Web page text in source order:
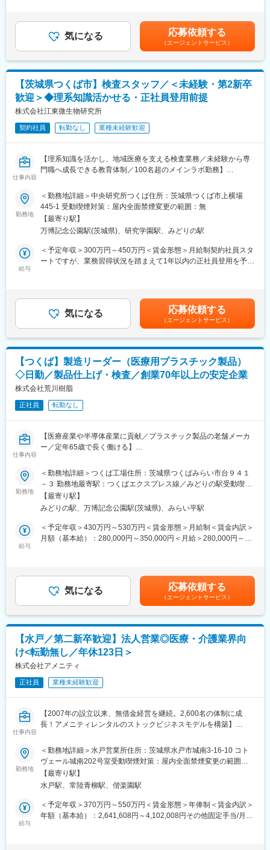
■企業の特徴/魅力
株式会社江東微生物研究所は、臨床検査業界で売上規模トップク
ラス（業界5位）、従業員数1000人以上を誇る安定企業です。診
療所・クリニックを中心とした地域密着型の検査サービスを展開
し、地域医療を支えることで継続的な需要を獲得しています。東
日本エリアに特化した事業展開と、長期間担当が変わらない営業
体制により、地域医療機関との強固な信頼関係を構築していま
す。医療ニーズの拡大を追い風に、毎年売上成長を続けている安
定成長企業です。
中央研究所つくばでは1日に2万以上の検体をお預かりしており臨
床検査技師として多くの経験を積むことができます。丁寧な教育
体制の下、多様な検査項目についての知識を得ることができ、自
生化学検査、免疫学検査、尿生化学検査、至急検査への対応、検
査データの確認、精度管理、分析装置の保守・管理、試薬評価、
分析装置導入、新規検査項目の立ち上げなど。経験や適性に応じ
て学会発表や業務改善活動にも携わっていただきます。検査の精
度や品質向上にも積極的に関与し、検査室運営や新技術導入にも
チャレンジできる職場環境です。
■組織構成
中央研究所つくばは当社の中核ラボで、100名以上の臨床検査技
師や専門スタッフが連携し検査を行っています。各分野のスペシ
ャリストが在籍し、チームで助け合いながら業務を推進していま
■教育体制
入社後の研修やOJT、正社員登用後には学会や外部研修への参加
も支援。資格取得やスキルアップのための制度が充実していま
す。
夜勤を含むシフト制ですが、残業は月20時間未満。福利厚生や正
社員登用制度、退職金制度も整っています。
「生命、健康、そして環境」をテーマとし、地域社会に貢献する
総合衛生検査サービスを追求しています。近年、高齢化や環境問
題、食の安全性などへの関心が高まるに従い、増加する検査需要
に応えるための設備投資も積極的に進めています。
変更の範囲：会社の定める業務
も目安の金額であり、選考を通じて上下する可能性があります。
月給(月額)は固定手当を含めた表記です。
気になる 応募依頼する
（エージェントサービス）
【茨城県つくば市】検査スタッフ／＜未経験・第2新卒
歓迎＞◆理系知識活かせる・正社員登用前提
株式会社江東微生物研究所
契約社員 転勤なし 業種未経験歓迎
仕事内容
【理系知識を活かし、地域医療を支える検査業務／未経験から専
門職へ成長できる教育体制／100名超のメインラボ勤務】
当社の中核拠点である「中央研究所つくば」にて、医療機関から
集まる検体を対象にした生化学検査業務を支えるポジションで
す。医師が正確な診断を行うために必要な検査データを提供し、
間接的に多くの患者様の健康と医療現場を支える重要な役割を担
います。
■業務詳細
【生化学検査】
・試薬管理（在庫管理、ロット管理、品質確認）
・精度管理（内部精度管理・外部精度管理への対応）
・検査結果の確認・報告、異常値の再検査対応
目の測定
・試薬・消耗品の管理、装置の保守点検
・精度管理およびデータの記録
・検査結果の判定補助、再検査・追加検査の対応
■扱うサービス
臨床検査（血液・体液・組織などの分析）、予防医学検査、環境
衛生検査など幅広い受託検査サービスを展開しています。
■組織構成
中央研究所つくばには100名以上が在籍し、20～30代のスタッフ
からベテランまで幅広い年代が活躍しています。チームワークを
■業務の魅力
最新の分析装置や多種多様な検査項目を扱うため、専門性や実務
経験を着実に積むことができます。社会貢献性が高く、医療イン
フラを支える実感が得られる環境です。
入社後は日勤での研修からスタートし、OJTや先輩の指導を通じ
て着実に成長できる体制を整えています。
未経験からスタートし、検査業務全般のスペシャリストやラボの
管理職へのキャリアアップも目指せます。
■企業の特徴/魅力
「生命、健康、そして環境」をテーマとし、地域社会に貢献する
総合衛生検査サービスを追求しています。近年、高齢化や環境問
題、食の安全性などへの関心が高まるに従い、増加する検査需要
に応えるための設備投資も積極的に進めています。
変更の範囲：会社の定める業務
勤務地
＜勤務地詳細＞中央研究所つくば住所：茨城県つくば市上横場
445-1 受動喫煙対策：屋内全面禁煙変更の範囲：無
【最寄り駅】
万博記念公園駅(茨城県)、研究学園駅、みどりの駅
給与
＜予定年収＞300万円～450万円＜賃金形態＞月給制契約社員スタ
ートですが、業務習得状況を踏まえて1年以内の正社員登用を予定
までも目安の金額であり、選考を通じて上下する可能性がありま
す。月給(月額)は固定手当を含めた表記です。
気になる 応募依頼する
（エージェントサービス）
【つくば】製造リーダー（医療用プラスチック製品）
◇日勤／製品仕上げ・検査／創業70年以上の安定企業
株式会社荒川樹脂
正社員 転勤なし
仕事内容
【医療産業や半導体産業に貢献／プラスチック製品の老舗メーカ
ー／定年65歳で長く働ける】
■同社について：
同社は医療・半導体分野向けプラスチック製品メーカーです。
医療機器や体外診断用検査器材、半導体向け搬送容器など、社会
インフラを支える製品を主力としています。企画開発から金型製
造、成形、組立、分包、滅菌までを自社で行う一貫生産体制と、
クリーンルームによる厳格な品質管理が強みです。
ISO13485などの品質規格にも対応し、高い信頼性を確立。70年
■業務内容：
クリーンルーム等の環境下にある検査室にて製品仕上や検査を担
当する製造2課のグループリーダーとして、生産指示書に従い日常
して課全体を円滑に動かすことをお願いします。
■具体的には：
・仕上検査、包装、梱包作業の進捗管理と工程改善
・仕上設備の日常管理、保守および治工具の管理
・仕上関係の手順書作成、発行、指導
・安全及び作業環境の維持管理と改善
・検査員のスキルアップ教育計画と実行
■キャリアプラン：
目指していただくことを期待します。
■当社の特徴：
当社は医療や半導体分野のプラスチック製品の担い手として、製
クリーンな環境での一貫生産を行っております。最新省力化生産
システムによるコストダウンと効率化、クリーンルームによる環
勤務地
＜勤務地詳細＞つくば工場住所：茨城県つくばみらい市台９４１
－３ 勤務地最寄駅：つくばエクスプレス線／みどりの駅受動喫煙
対策：屋内全面禁煙変更の範囲：会社の定める事業所（リモート
ワーク含む）
【最寄り駅】
みどりの駅、万博記念公園駅(茨城県)、みらい平駅
給与
＜予定年収＞430万円～530万円＜賃金形態＞月給制＜賃金内訳＞
月額（基本給）：280,000円～350,000円＜月給＞280,000円～
可能性があります。月給(月額)は固定手当を含めた表記です。
気になる 応募依頼する
（エージェントサービス）
【水戸／第二新卒歓迎】法人営業◎医療・介護業界向
け<転勤無し／年休123日＞
株式会社アメニティ
正社員 業種未経験歓迎
仕事内容
【2007年の設立以来、無借金経営を継続。2,600名の体制に成
長！アメニティレンタルのストックビジネスモデルを構築】
を図るため、このたび新たな仲間をお迎えすることとなりまし
た。
■業務詳細：
病院や介護施設に向けて、入院・入所時に必要な衣類やタオル、
日用品などをレンタルできる「アメニティサポートシステム」を
提案する営業です。ニーズに応じて、人材派遣・紹介サービスや
勤務地
＜勤務地詳細＞水戸営業所住所：茨城県水戸市城南3-16-10 コト
ヴェール城南202号室受動喫煙対策：屋内全面禁煙変更の範囲：
本文参照
【最寄り駅】
水戸駅、常陸青柳駅、偕楽園駅
給与
＜予定年収＞370万円～550万円＜賃金形態＞年俸制＜賃金内訳＞
年額（基本給）：2,641,608円～4,102,008円その他固定手当/月：